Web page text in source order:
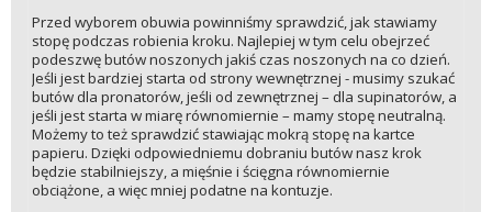
Przed wyborem obuwia powinniśmy sprawdzić, jak stawiamy
stopę podczas robienia kroku. Najlepiej w tym celu obejrzeć
podeszwę butów noszonych jakiś czas noszonych na co dzień.
Jeśli jest bardziej starta od strony wewnętrznej - musimy szukać
butów dla pronatorów, jeśli od zewnętrznej – dla supinatorów, a
jeśli jest starta w miarę równomiernie – mamy stopę neutralną.
Możemy to też sprawdzić stawiając mokrą stopę na kartce
papieru. Dzięki odpowiedniemu dobraniu butów nasz krok
będzie stabilniejszy, a mięśnie i ścięgna równomiernie
obciążone, a więc mniej podatne na kontuzje.